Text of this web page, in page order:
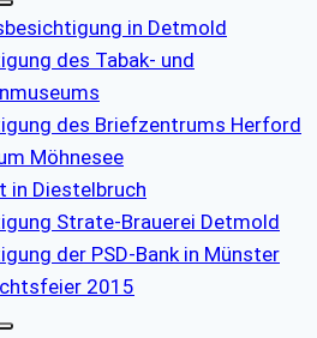
in Detmold
des Tabak- und
des Briefzentrums Herford
Möhnesee
in Diestelbruch
Strate-Brauerei Detmold
der PSD-Bank in Münster
2015